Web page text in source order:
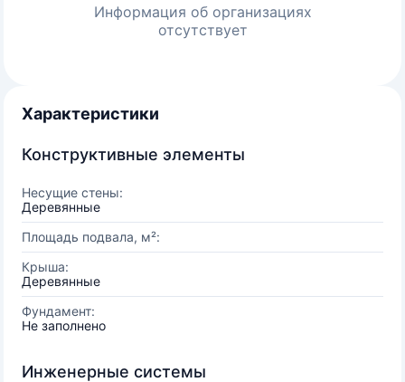
Информация об организациях
отсутствует
Характеристики
Конструктивные элементы
Несущие стены:
Деревянные
Площадь подвала, м²:
Крыша:
Деревянные
Фундамент:
Не заполнено
Инженерные системы